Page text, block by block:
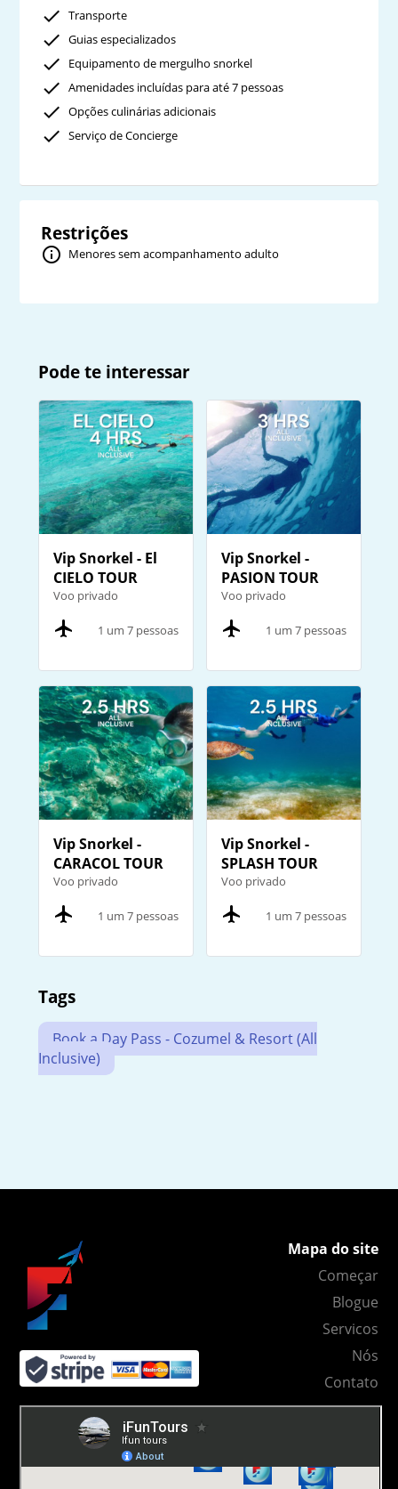
Transporte
Guias especializados
Equipamento de mergulho snorkel
Amenidades incluídas para até 7 pessoas
Opções culinárias adicionais
Serviço de Concierge
Restrições
Menores sem acompanhamento adulto
Pode te interessar
Vip Snorkel - El
CIELO TOUR
Voo privado
1 um 7 pessoas
Vip Snorkel -
PASION TOUR
Voo privado
1 um 7 pessoas
Vip Snorkel -
CARACOL TOUR
Voo privado
1 um 7 pessoas
Vip Snorkel -
SPLASH TOUR
Voo privado
1 um 7 pessoas
Tags
Book a Day Pass - Cozumel & Resort (All
Inclusive)
Mapa do site
Começar
Blogue
Servicos
Nós
Contato